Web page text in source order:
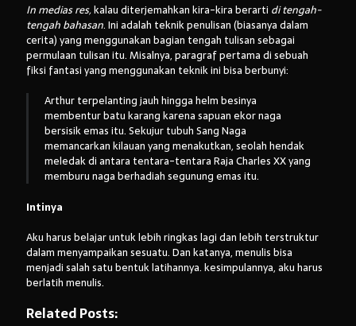
In medias res,kalau diterjemahkan kira-kira berarti di tengah-
tengah bahasan. Ini adalah teknik penulisan (biasanya dalam
cerita) yang menggunakan bagian tengah tulisan sebagai
permulaan tulisan itu. Misalnya, paragraf pertama di sebuah
fiksi fantasi yang menggunakan teknik ini bisa berbunyi:
Arthur terpelanting jauh hingga helm besinya
membentur batu karang karena sapuan ekor naga
bersisik emas itu. Sekujur tubuh Sang Naga
memancarkan kilauan yang menakutkan, seolah hendak
meledak di antara tentara-tentara Raja Charles XX yang
memburu naga berhadiah segunung emas itu.
Intinya
Aku harus belajar untuk lebih ringkas lagi dan lebih terstruktur
dalam menyampaikan sesuatu. Dan katanya, menulis bisa
menjadi salah satu bentuk latihannya. kesimpulannya, aku harus
berlatih menulis.
Related Posts: